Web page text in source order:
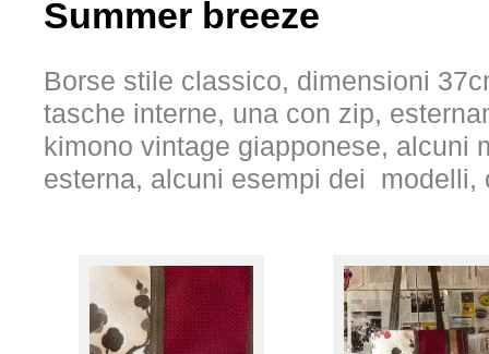
Summer breeze
Borse stile classico, dimensioni
tasche interne, una con zip,
kimono vintage giapponese, alcuni
esterna, alcuni esempi dei modelli,